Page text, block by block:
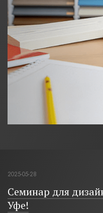
2025-05-28
Семинар для
Уфе!